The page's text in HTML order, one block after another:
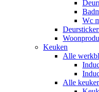
Wc
Keuken
Alle
Alle